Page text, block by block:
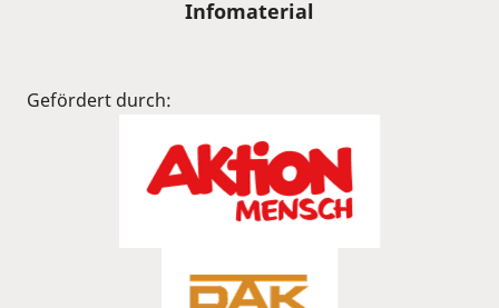
Infomaterial
Gefördert durch: